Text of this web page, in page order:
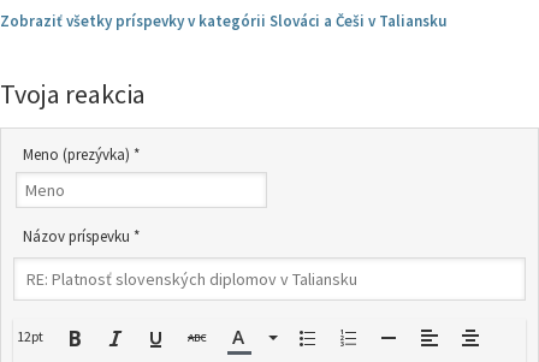
Zobraziť všetky príspevky v kategórii Slováci a Češi v Taliansku
Tvoja reakcia
Meno (prezývka) *
Názov príspevku *
12pt